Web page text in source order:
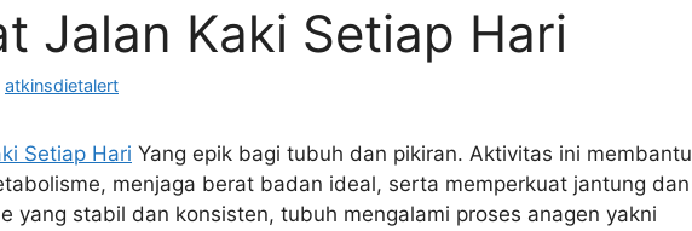
Jalan Kaki Setiap Hari
atkinsdietalert
Setiap Hari Yang epik bagi tubuh dan pikiran. Aktivitas ini membantu
menjaga berat badan ideal, serta memperkuat jantung dan
yang stabil dan konsisten, tubuh mengalami proses anagen yakni